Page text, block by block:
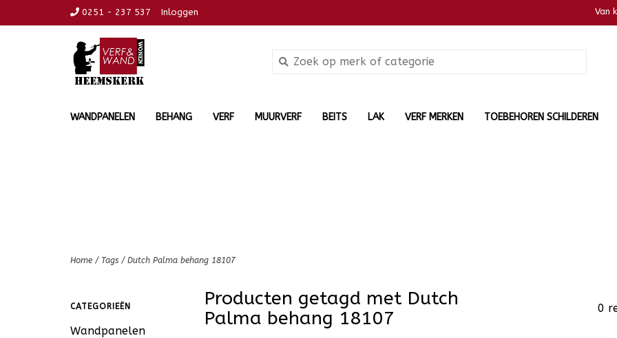
0251 - 237 537 Inloggen Van
WANDPANELEN BEHANG VERF MUURVERF BEITS LAK VERF MERKEN TOEBEHOREN SCHILDEREN
Home / Tags / Dutch Palma behang 18107
CATEGORIEËN
Wandpanelen
Producten getagd met Dutch
Palma behang 18107
0